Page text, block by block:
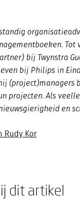
Tot
bij Twynstra
bij Philips in
(project)managers
projecten. Als
en
Rudy Kor
dit artikel